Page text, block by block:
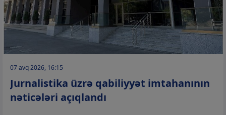
07 avq 2026, 16:15
Jurnalistika üzrə qabiliyyət imtahanının
nəticələri açıqlandı